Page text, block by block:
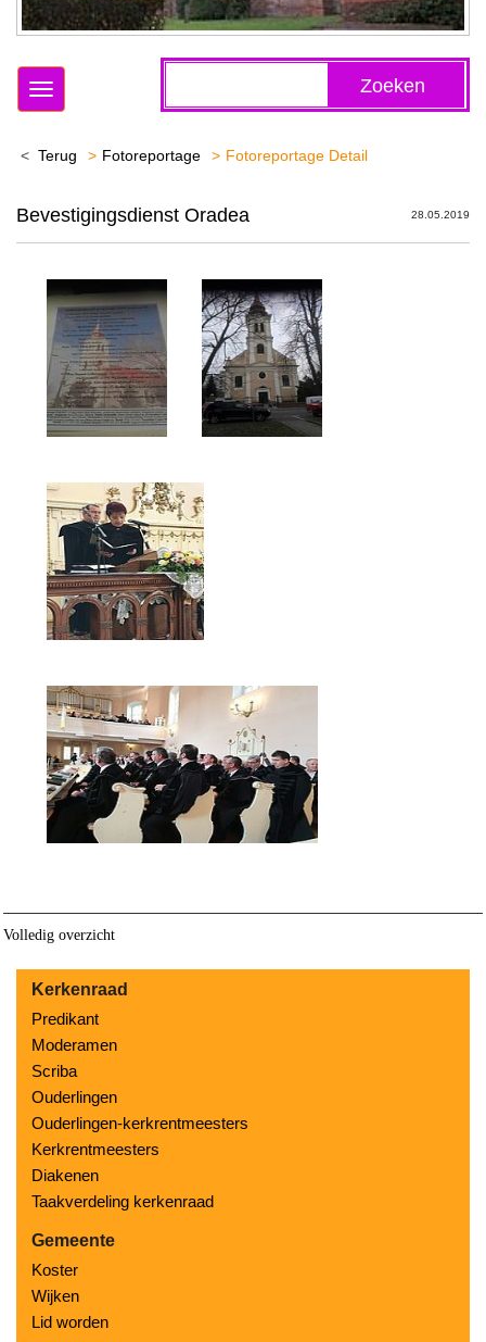
Zoeken
Toggle
Terug Fotoreportage Fotoreportage Detail
28.05.2019
Bevestigingsdienst Oradea
Volledig overzicht
Kerkenraad
Predikant
Moderamen
Scriba
Ouderlingen
Ouderlingen-kerkrentmeesters
Kerkrentmeesters
Diakenen
Taakverdeling kerkenraad
Gemeente
Koster
Wijken
Lid worden